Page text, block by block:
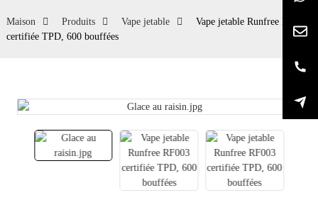
Maison Produits Vape jetable
Vape jetable Runfree RF003
certifiée TPD, 600 bouffées